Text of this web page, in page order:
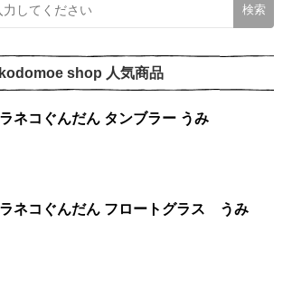
kodomoe shop 人気商品
ノラネコぐんだん タンブラー うみ
ノラネコぐんだん フロートグラス うみ